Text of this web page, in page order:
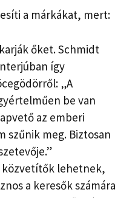
a márkákat, mert:
őket. Schmidt
így
„A
be van
az emberi
szűnik meg. Biztosan
közvetítők lehetnek,
a keresők számára